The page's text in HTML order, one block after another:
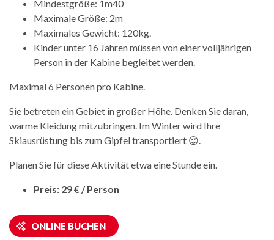
Mindestgröße: 1m40
Maximale Größe: 2m
Maximales Gewicht: 120kg.
Kinder unter 16 Jahren müssen von einer volljährigen
Person in der Kabine begleitet werden.
Maximal 6 Personen pro Kabine.
Sie betreten ein Gebiet in großer Höhe. Denken Sie daran,
warme Kleidung mitzubringen. Im Winter wird Ihre
Skiausrüstung bis zum Gipfel transportiert 😉.
Planen Sie für diese Aktivität etwa eine Stunde ein.
Preis: 29 € / Person
ONLINE BUCHEN